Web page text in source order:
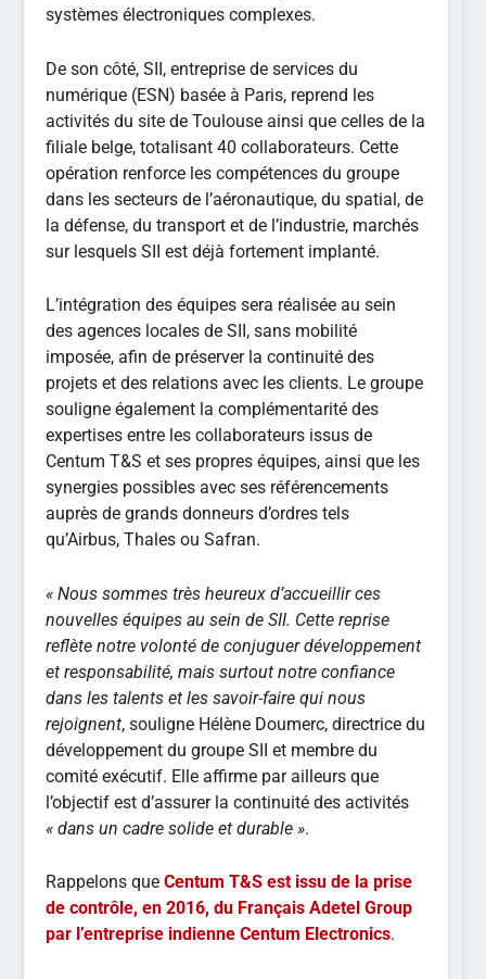
systèmes électroniques complexes.
De son côté, SII, entreprise de services du
numérique (ESN) basée à Paris, reprend les
activités du site de Toulouse ainsi que celles de la
filiale belge, totalisant 40 collaborateurs. Cette
opération renforce les compétences du groupe
dans les secteurs de l’aéronautique, du spatial, de
la défense, du transport et de l’industrie, marchés
sur lesquels SII est déjà fortement implanté.
L’intégration des équipes sera réalisée au sein
des agences locales de SII, sans mobilité
imposée, afin de préserver la continuité des
projets et des relations avec les clients. Le groupe
souligne également la complémentarité des
expertises entre les collaborateurs issus de
Centum T&S et ses propres équipes, ainsi que les
synergies possibles avec ses référencements
auprès de grands donneurs d’ordres tels
qu’Airbus, Thales ou Safran.
« Nous sommes très heureux d’accueillir ces
nouvelles équipes au sein de SII. Cette reprise
reflète notre volonté de conjuguer développement
et responsabilité, mais surtout notre confiance
dans les talents et les savoir-faire qui nous
rejoignent, souligne Hélène Doumerc, directrice du
développement du groupe SII et membre du
comité exécutif. Elle affirme par ailleurs que
l’objectif est d’assurer la continuité des activités
« dans un cadre solide et durable ».
Rappelons queCentum T&S est issu de la prise
de contrôle, en 2016, du Français Adetel Group
par l’entreprise indienne Centum Electronics.